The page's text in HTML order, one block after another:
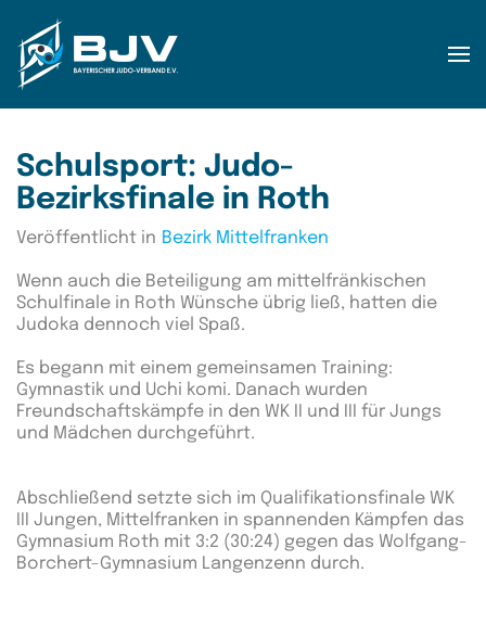
Zum Hauptinhalt springen
Schulsport: Judo-
Bezirksfinale in Roth
Veröffentlicht in Bezirk Mittelfranken
Wenn auch die Beteiligung am mittelfränkischen
Schulfinale in Roth Wünsche übrig ließ, hatten die
Judoka dennoch viel Spaß.
Es begann mit einem gemeinsamen Training:
Gymnastik und Uchi komi. Danach wurden
Freundschaftskämpfe in den WK II und III für Jungs
und Mädchen durchgeführt.
Abschließend setzte sich im Qualifikationsfinale WK
III Jungen, Mittelfranken in spannenden Kämpfen das
Gymnasium Roth mit 3:2 (30:24) gegen das Wolfgang-
Borchert-Gymnasium Langenzenn durch.